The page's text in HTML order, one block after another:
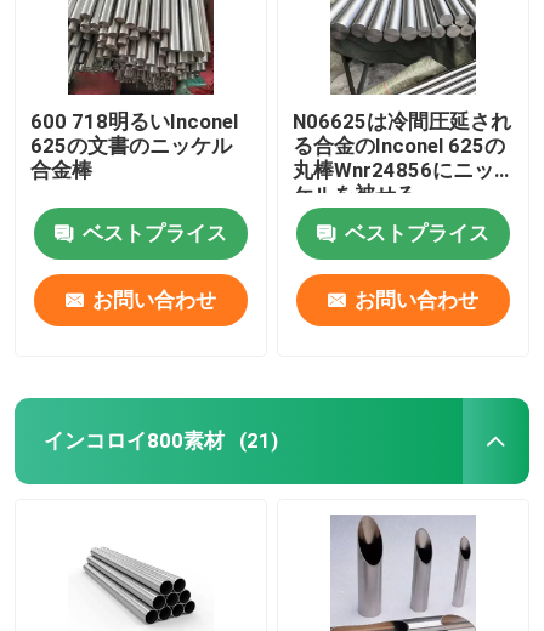
600 718明るいInconel
625の文書のニッケル
合金棒
ベストプライス
お問い合わせ
N06625は冷間圧延され
る合金のInconel 625の
丸棒Wnr24856にニッ
ケルを被せる
ベストプライス
お問い合わせ
インコロイ800素材 (21)